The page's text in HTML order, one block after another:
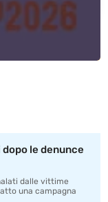
le denunce
dalle vittime
una campagna